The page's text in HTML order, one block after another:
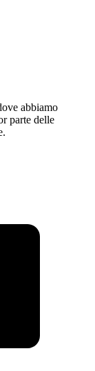
abbiamo
parte delle